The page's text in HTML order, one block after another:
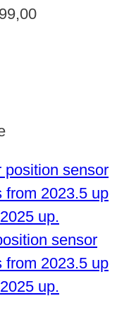
sensor
from 2023.5 up
up.